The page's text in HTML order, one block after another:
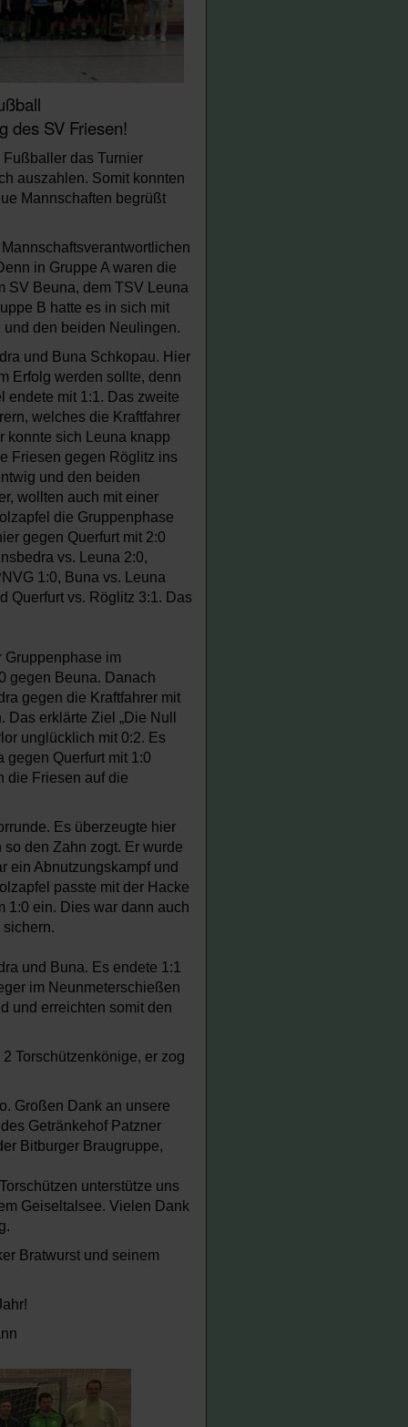
des SV Friesen!
das Turnier
auszahlen. Somit konnten
Mannschaften begrüßt
in Gruppe A waren die
SV Beuna, dem TSV Leuna
B hatte es in sich mit
den beiden Neulingen.
und Buna Schkopau. Hier
Erfolg werden sollte, denn
endete mit 1:1. Das zweite
welches die Kraftfahrer
konnte sich Leuna knapp
Friesen gegen Röglitz ins
und den beiden
wollten auch mit einer
die Gruppenphase
gegen Querfurt mit 2:0
vs. Leuna 2:0,
1:0, Buna vs. Leuna
Querfurt vs. Röglitz 3:1. Das
Gruppenphase im
gegen Beuna. Danach
gegen die Kraftfahrer mit
erklärte Ziel „Die Null
unglücklich mit 0:2. Es
Querfurt mit 1:0
die Friesen auf die
Es überzeugte hier
den Zahn zogt. Er wurde
ein Abnutzungskampf und
passte mit der Hacke
1:0 ein. Dies war dann auch
und Buna. Es endete 1:1
im Neunmeterschießen
und erreichten somit den
Torschützenkönige, er zog
Großen Dank an unsere
Getränkehof Patzner
Bitburger Braugruppe,
unterstütze uns
Geiseltalsee. Vielen Dank
Bratwurst und seinem